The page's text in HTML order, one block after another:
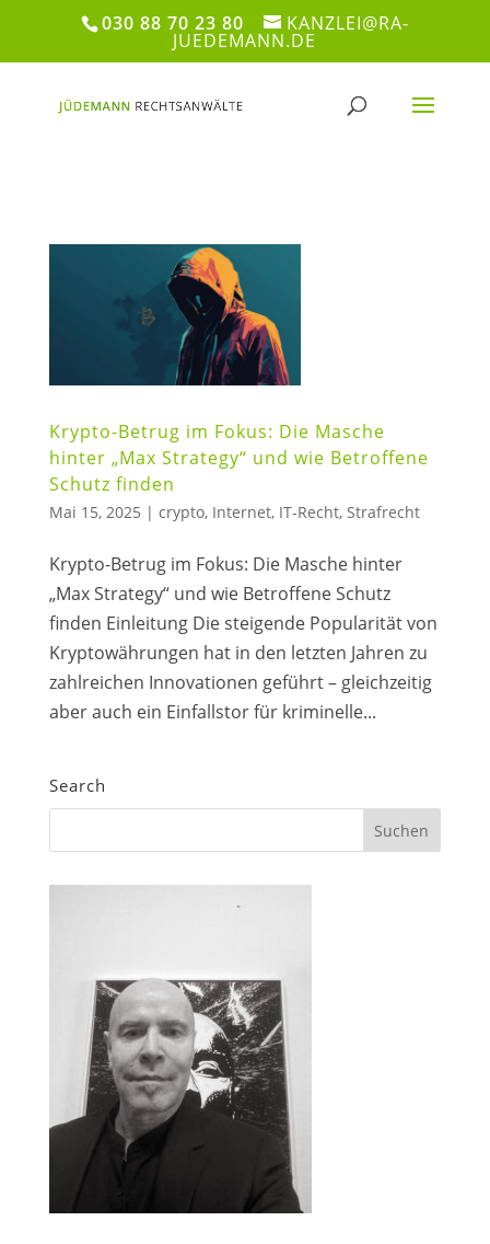
030 88 70 23 80 KANZLEI@RA-
JUEDEMANN.DE
Krypto-Betrug im Fokus: Die Masche
hinter „Max Strategy“ und wie Betroffene
Schutz finden
Mai 15, 2025 | crypto, Internet, IT-Recht, Strafrecht
Krypto-Betrug im Fokus: Die Masche hinter
„Max Strategy“ und wie Betroffene Schutz
finden Einleitung Die steigende Popularität von
Kryptowährungen hat in den letzten Jahren zu
zahlreichen Innovationen geführt – gleichzeitig
aber auch ein Einfallstor für kriminelle...
Search